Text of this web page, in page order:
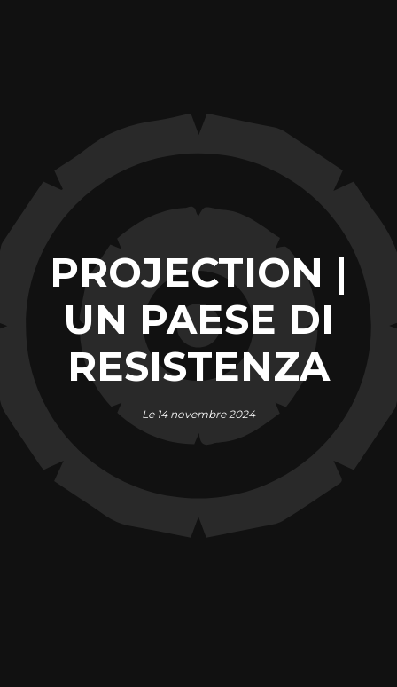
PROJECTION |
UN PAESE DI
RESISTENZA
Le 14 novembre 2024